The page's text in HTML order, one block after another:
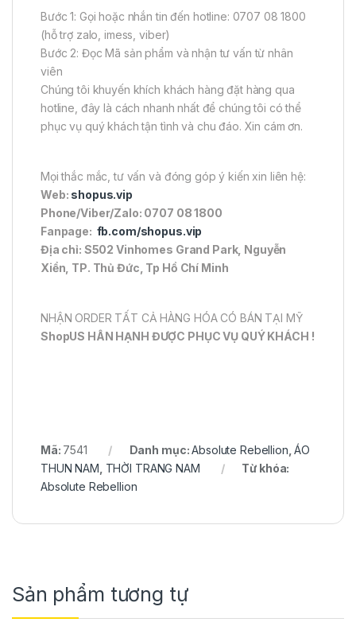
Bước 1: Gọi hoặc nhắn tin đến hotline: 0707 08 1800
(hỗ trợ zalo, imess, viber)
Bước 2: Đọc Mã sản phẩm và nhận tư vấn từ nhân
viên
Chúng tôi khuyến khích khách hàng đặt hàng qua
hotline, đây là cách nhanh nhất để chúng tôi có thể
phục vụ quý khách tận tình và chu đáo. Xin cám ơn.
Mọi thắc mắc, tư vấn và đóng góp ý kiến xin liên hệ:
Web: shopus.vip
Phone/Viber/Zalo: 0707 08 1800
Fanpage: fb.com/shopus.vip
Địa chỉ: S502 Vinhomes Grand Park, Nguyễn
Xiển, TP. Thủ Đức, Tp Hồ Chí Minh
NHẬN ORDER TẤT CẢ HÀNG HÓA CÓ BÁN TẠI MỸ
ShopUS HÂN HẠNH ĐƯỢC PHỤC VỤ QUÝ KHÁCH !
Mã: 7541 Danh mục:Absolute Rebellion ,ÁO
THUN NAM THỜI TRANG NAM
Từ khóa:
Absolute Rebellion
Sản phẩm tương tự